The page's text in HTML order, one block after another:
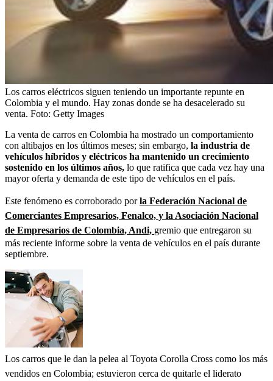
Los carros eléctricos siguen teniendo un importante repunte en
Colombia y el mundo. Hay zonas donde se ha desacelerado su
venta. Foto: Getty Images
La venta de carros en Colombia ha mostrado un comportamiento
con altibajos en los últimos meses; sin embargo, la industria de
vehículos híbridos y eléctricos ha mantenido un crecimiento
sostenido en los últimos años, lo que ratifica que cada vez hay una
mayor oferta y demanda de este tipo de vehículos en el país.
Este fenómeno es corroborado porla Federación Nacional de
Comerciantes Empresarios, Fenalco, y la Asociación Nacional
de Empresarios de Colombia, Andi, gremio que entregaron su
más reciente informe sobre la venta de vehículos en el país durante
septiembre.
Los carros que le dan la pelea al Toyota Corolla Cross como los más
vendidos en Colombia; estuvieron cerca de quitarle el liderato